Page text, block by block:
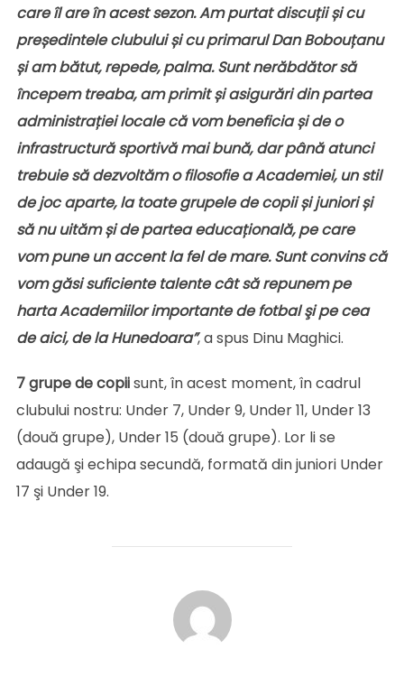
care îl are în acest sezon. Am purtat discuții și cu
președintele clubului și cu primarul Dan Bobouțanu
și am bătut, repede, palma. Sunt nerăbdător să
începem treaba, am primit și asigurări din partea
administrației locale că vom beneficia și de o
infrastructură sportivă mai bună, dar până atunci
trebuie să dezvoltăm o filosofie a Academiei, un stil
de joc aparte, la toate grupele de copii și juniori și
să nu uităm și de partea educațională, pe care
vom pune un accent la fel de mare. Sunt convins că
vom găsi suficiente talente cât să repunem pe
harta Academiilor importante de fotbal şi pe cea
de aici, de la Hunedoara”, a spus Dinu Maghici.
7 grupe de copiisunt, în acest moment, în cadrul
clubului nostru: Under 7, Under 9, Under 11, Under 13
(două grupe), Under 15 (două grupe). Lor li se
adaugă şi echipa secundă, formată din juniori Under
17 şi Under 19.
AUTOR ARTICOL